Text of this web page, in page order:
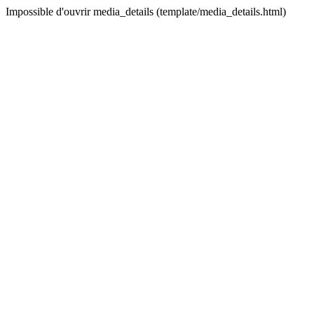
Impossible d'ouvrir media_details (template/media_details.html)